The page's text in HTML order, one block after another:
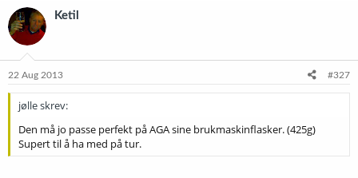
Ketil
22 Aug 2013 #327
jølle skrev:
Den må jo passe perfekt på AGA sine brukmaskinflasker. (425g)
Supert til å ha med på tur.